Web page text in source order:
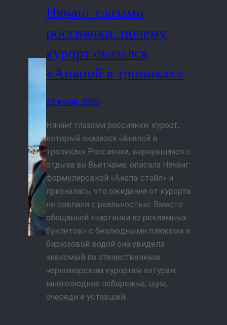
Нячанг глазами
россиянки: почему
курорт оказался
«Анапой в тропиках»
23 июля, 2026
Нячанг глазами россиянки: курорт,
который оказался «Анапой в
тропиках» Россиянка, вернувшаяся с
отдыха во Вьетнаме, описала Нячанг
формулировкой «Анапа-стайл» и
призналась, что ожидания от курорта
не совпали с реальностью. Вместо
обещанной «картинки из рекламных
буклетов» с безлюдными пляжами и
бирюзовой водой она увидела
знакомый по отечественным
черноморским курортам антураж:
многолюдное побережье, шум,
очереди и уставший…